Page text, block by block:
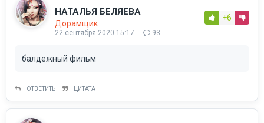
НАТАЛЬЯ БЕЛЯЕВА
Дорамщик
22 сентября 2020 15:17 93
+6
балдежный фильм
ОТВЕТИТЬ ЦИТАТА